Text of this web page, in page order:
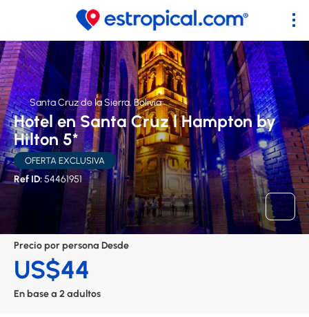
Santa Cruz de la Sierra, Bolivia
Hotel en Santa Cruz l Hampton by
Hilton 5*
OFERTA EXCLUSIVA
Ref ID:54461951
Precio por persona Desde
US$44
En base a 2 adultos